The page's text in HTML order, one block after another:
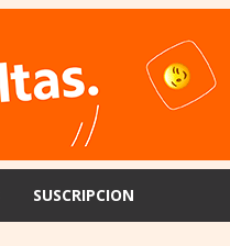
SUSCRIPCION